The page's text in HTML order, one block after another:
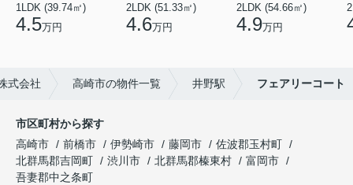
1LDK (39.74㎡)
4.5万円
2LDK (51.33㎡)
4.6万円
2LDK (54.66㎡)
4.9万円
式会社 高崎市の物件一覧 井野駅 フェアリーコート
市区町村から探す
高崎市
前橋市 伊勢崎市 藤岡市
佐波郡玉村町
北群馬郡吉岡町
渋川市 北群馬郡榛東村
富岡市
吾妻郡中之条町